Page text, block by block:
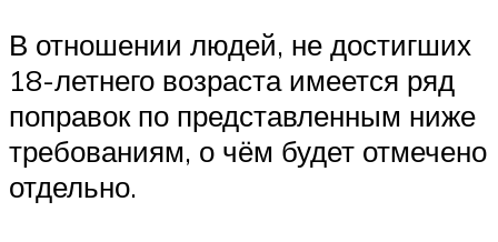
В отношении людей, не достигших
18-летнего возраста имеется ряд
поправок по представленным ниже
требованиям, о чём будет отмечено
отдельно.